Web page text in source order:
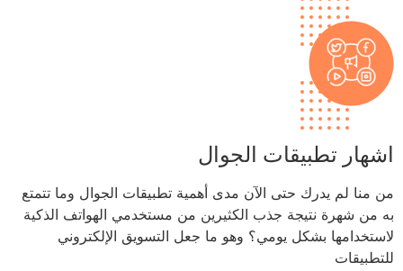
اشهار تطبيقات الجوال
من منا لم يدرك حتى الآن مدى أهمية تطبيقات الجوال وما تتمتع
به من شهرة نتيجة جذب الكثيرين من مستخدمي الهواتف الذكية
لاستخدامها بشكل يومي؟ وهو ما جعل التسويق الإلكتروني
للتطبيقات